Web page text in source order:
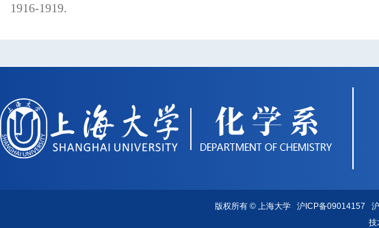
1916-1919.
版权所有 © 上海大学 沪ICP备09014157
技